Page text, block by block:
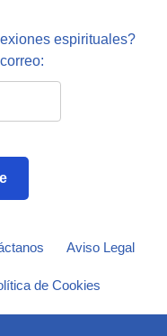
espirituales?
Aviso Legal
de Cookies